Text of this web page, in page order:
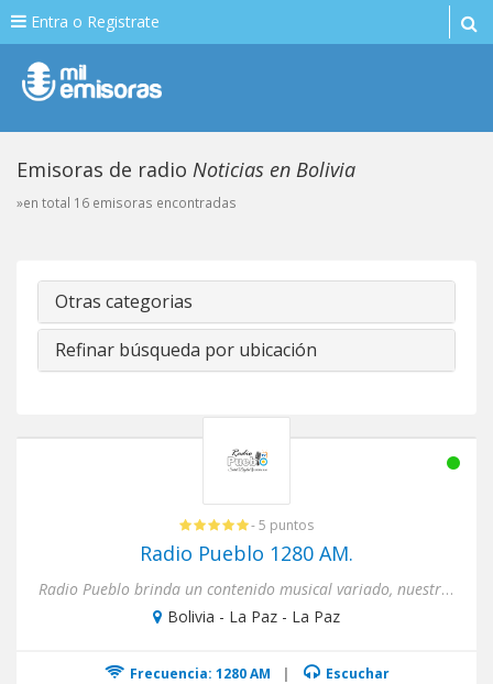
Entra o Registrate
Emisoras de radio Noticias en Bolivia
»en total 16 emisoras encontradas
Otras categorias
Refinar búsqueda por ubicación
- 5 puntos
Radio Pueblo 1280 AM.
Radio Pueblo brinda un contenido musical variado, nuestro objetivo es difundir e incentivar la cultura musical bolivi...
Bolivia - La Paz - La Paz
Frecuencia: 1280 AM | Escuchar